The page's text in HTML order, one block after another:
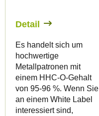
Detail
Es handelt sich um
hochwertige
Metallpatronen mit
einem HHC-O-Gehalt
von 95-96 %. Wenn Sie
an einem White Label
interessiert sind,